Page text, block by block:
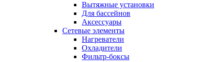
Вытяжные установки
Для бассейнов
Аксессуары
Сетевые элементы
Нагреватели
Охладители
Фильтр-боксы